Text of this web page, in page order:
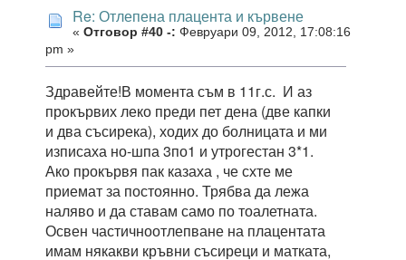
Re: Отлепена плацента и кървене
« Отговор #40 -: Февруари 09, 2012, 17:08:16
pm »
Здравейте!В момента съм в 11г.с. И аз
прокървих леко преди пет дена (две капки
и два съсирека), ходих до болницата и ми
изписаха но-шпа 3по1 и утрогестан 3*1.
Ако прокървя пак казаха , че схте ме
приемат за постоянно. Трябва да лежа
наляво и да ставам само по тоалетната.
Освен частичноотлепване на плацентата
имам някакви кръвни съсиреци и матката,